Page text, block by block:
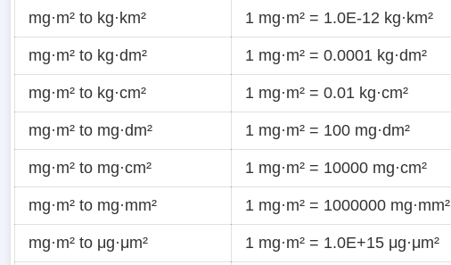
mg·m² to kg·km² 1 mg·m² = 1.0E-12 kg·km²
mg·m² to kg·dm² 1 mg·m² = 0.0001 kg·dm²
mg·m² to kg·cm² 1 mg·m² = 0.01 kg·cm²
mg·m² to mg·dm² 1 mg·m² = 100 mg·dm²
mg·m² to mg·cm² 1 mg·m² = 10000 mg·cm²
mg·m² to mg·mm² 1 mg·m² = 1000000 mg·mm²
mg·m² to μg·μm² 1 mg·m² = 1.0E+15 μg·μm²